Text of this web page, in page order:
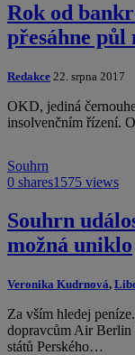
Rok od
přesáhne
Redakce 22. srpna 2017
OKD, jediná
insolvenčním řízení.
Souhrn
0 shares1575 views
Souhrn
možná uniklo
Veronika Kudrnová,
Za vším hledej
dopravcům Air Berlin
států Perského…